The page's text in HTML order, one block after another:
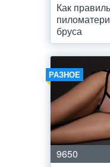
Как
бруса
РАЗНОЕ
9650